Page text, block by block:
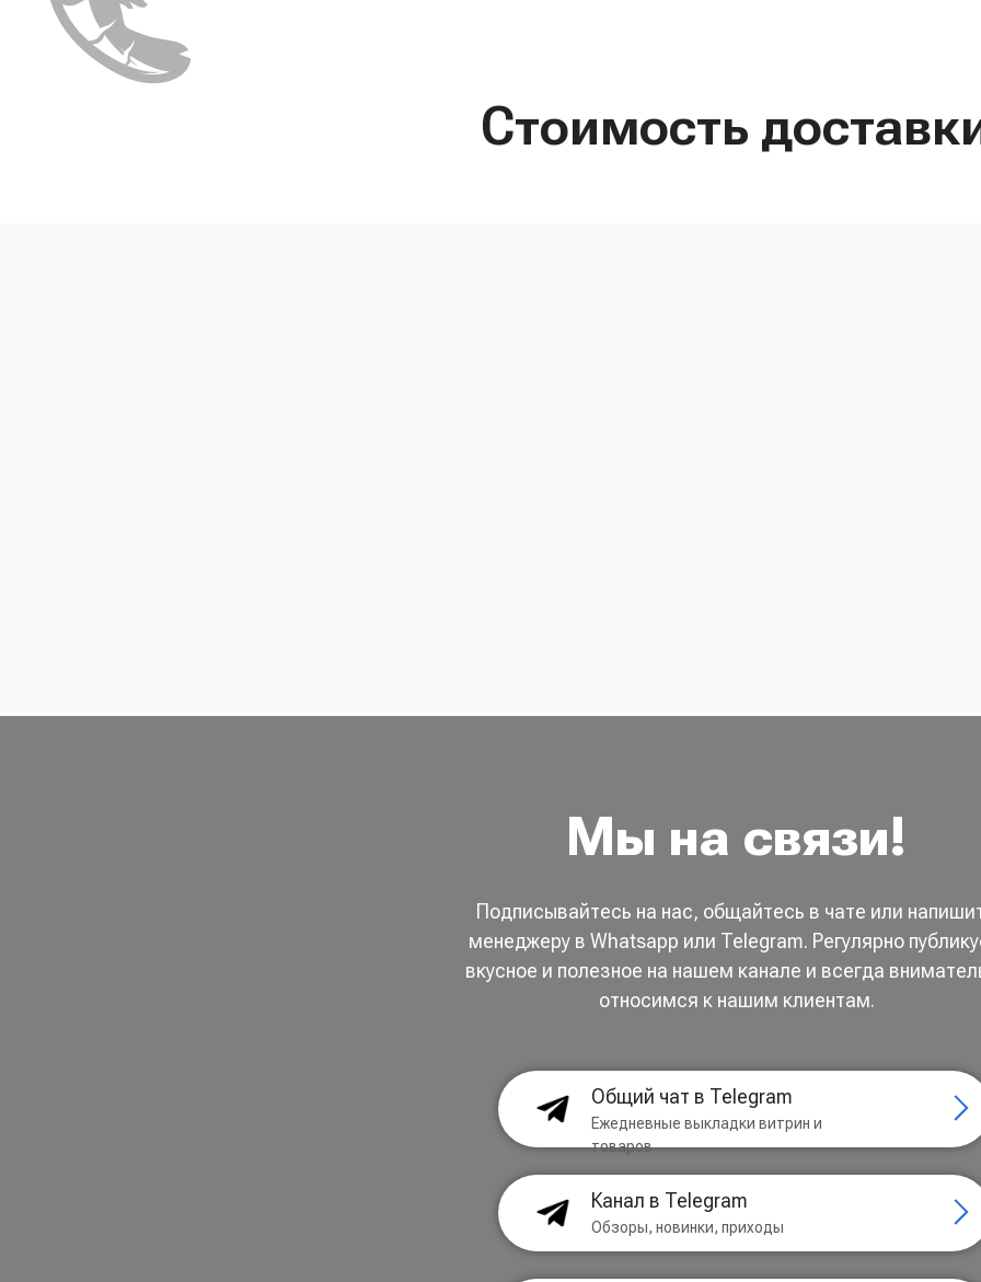
Стоимость
Мы на связи!
Подписывайтесь на нас, общайтесь в чате или
менеджеру в Whatsapp или Telegram. Регулярно
вкусное и полезное на нашем канале и всегда
относимся к нашим клиентам.
Общий чат в Telegram
Ежедневные выкладки витрин и
товаров
Канал в Telegram
Обзоры, новинки, приходы